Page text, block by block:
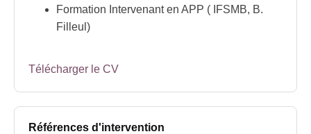
Formation Intervenant en APP ( IFSMB, B.
Filleul)
Télécharger le CV
Références d'intervention